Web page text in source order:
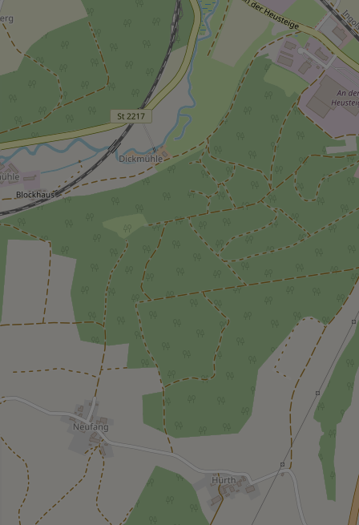
HINWEIS
Christkind & Engel gesucht!
Wir suchen dich als Christkind oder Engel. Hast
du Lust das Gesicht der Treuchtlinger
Schlossweihnacht zu sein, den Gästen ein
Lächeln ins Gesicht zu zaubern und Freude und
Herzlichkeit auszustrahlen? Dann melde dich
gerne bei uns!...mehr